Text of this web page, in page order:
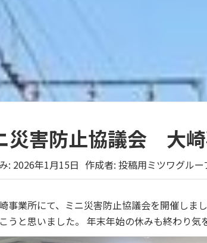
災害防止協議会 大
: 2026年1月15日 作成者: 投稿用ミツワグルー
事業所にて、ミニ災害防止協議会を開催しま
うと思いました。 年末年始の休みも終わり